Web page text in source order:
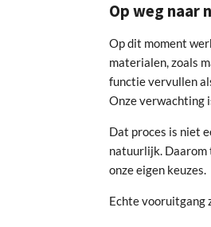
Op weg naar
Op dit moment
materialen, zoals
functie vervullen
Onze verwachting
Dat proces is niet
natuurlijk. Daarom
onze eigen keuzes.
Echte vooruitgang